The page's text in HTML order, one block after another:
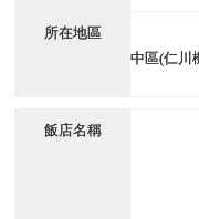
中區(仁川